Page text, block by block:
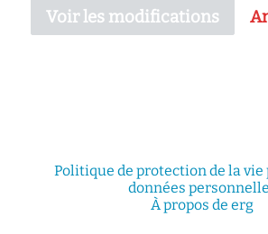
Voir les modifications
Politique de protection de la vie
données
À propos de erg